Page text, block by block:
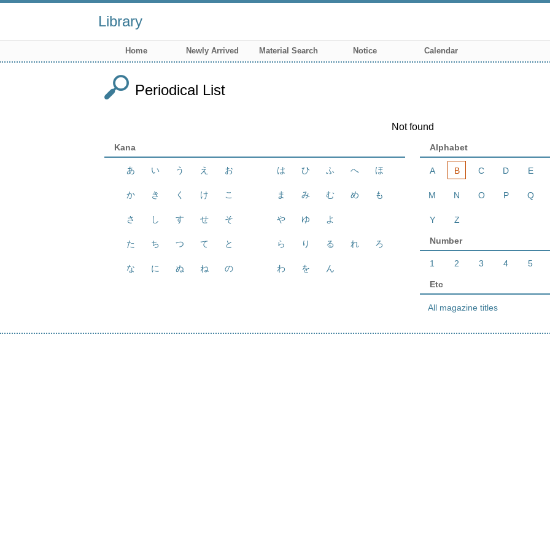
Library
Home Newly Arrived Material Search Notice Calendar
Periodical List
Not found
Kana
あ い う え お
か き く け こ
さ し す せ そ
た ち つ て と
な に ぬ ね の
は ひ ふ へ ほ
ま み む め も
や ゆ よ
ら り る れ ろ
わ を ん
Alphabet
A B C D E
M N O P Q
Y Z
Number
1 2 3 4 5
Etc
All magazine titles